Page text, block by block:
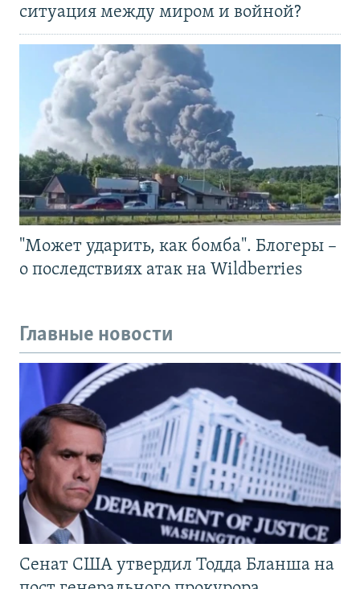
ситуация между миром и войной?
"Может ударить, как бомба". Блогеры –
о последствиях атак на Wildberries
Главные новости
Сенат США утвердил Тодда Бланша на